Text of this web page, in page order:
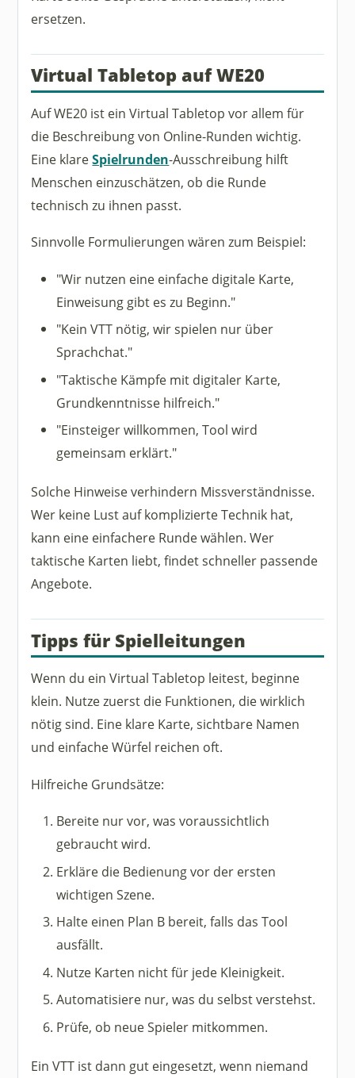
ersetzen.
Virtual Tabletop auf WE20
Auf WE20 ist ein Virtual Tabletop vor allem für
die Beschreibung von Online-Runden wichtig.
Eine klareSpielrunden-Ausschreibung hilft
Menschen einzuschätzen, ob die Runde
technisch zu ihnen passt.
Sinnvolle Formulierungen wären zum Beispiel:
"Wir nutzen eine einfache digitale Karte,
Einweisung gibt es zu Beginn."
"Kein VTT nötig, wir spielen nur über
Sprachchat."
"Taktische Kämpfe mit digitaler Karte,
Grundkenntnisse hilfreich."
"Einsteiger willkommen, Tool wird
gemeinsam erklärt."
Solche Hinweise verhindern Missverständnisse.
Wer keine Lust auf komplizierte Technik hat,
kann eine einfachere Runde wählen. Wer
taktische Karten liebt, findet schneller passende
Angebote.
Tipps für Spielleitungen
Wenn du ein Virtual Tabletop leitest, beginne
klein. Nutze zuerst die Funktionen, die wirklich
nötig sind. Eine klare Karte, sichtbare Namen
und einfache Würfel reichen oft.
Hilfreiche Grundsätze:
Bereite nur vor, was voraussichtlich
gebraucht wird.
Erkläre die Bedienung vor der ersten
wichtigen Szene.
Halte einen Plan B bereit, falls das Tool
ausfällt.
Nutze Karten nicht für jede Kleinigkeit.
Automatisiere nur, was du selbst verstehst.
Prüfe, ob neue Spieler mitkommen.
Ein VTT ist dann gut eingesetzt, wenn niemand